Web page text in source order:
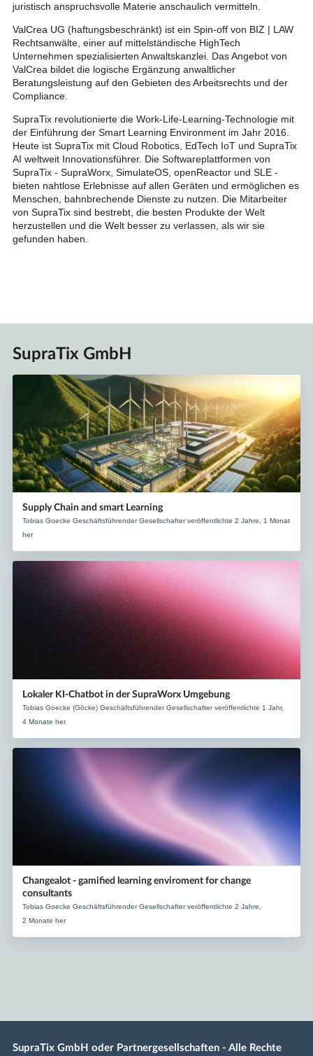
juristisch anspruchsvolle Materie anschaulich vermitteln.
ValCrea UG (haftungsbeschränkt) ist ein Spin-off von BIZ | LAW
Rechtsanwälte, einer auf mittelständische HighTech
Unternehmen spezialisierten Anwaltskanzlei. Das Angebot von
ValCrea bildet die logische Ergänzung anwaltlicher
Beratungsleistung auf den Gebieten des Arbeitsrechts und der
Compliance.
SupraTix revolutionierte die Work-Life-Learning-Technologie mit
der Einführung der Smart Learning Environment im Jahr 2016.
Heute ist SupraTix mit Cloud Robotics, EdTech IoT und SupraTix
AI weltweit Innovationsführer. Die Softwareplattformen von
SupraTix - SupraWorx, SimulateOS, openReactor und SLE -
bieten nahtlose Erlebnisse auf allen Geräten und ermöglichen es
Menschen, bahnbrechende Dienste zu nutzen. Die Mitarbeiter
von SupraTix sind bestrebt, die besten Produkte der Welt
herzustellen und die Welt besser zu verlassen, als wir sie
gefunden haben.
SupraTix GmbH
Supply Chain and smart Learning
Tobias Goecke Geschäftsführender Gesellschafter veröffentlichte 2 Jahre, 1 Monat
her
Lokaler KI-Chatbot in der SupraWorx Umgebung
Tobias Goecke (Göcke) Geschäftsführender Gesellschafter veröffentlichte 1 Jahr,
4 Monate her
Changealot - gamified learning enviroment for change
consultants
Tobias Goecke Geschäftsführender Gesellschafter veröffentlichte 2 Jahre,
2 Monate her
SupraTix GmbH oder Partnergesellschaften - Alle Rechte